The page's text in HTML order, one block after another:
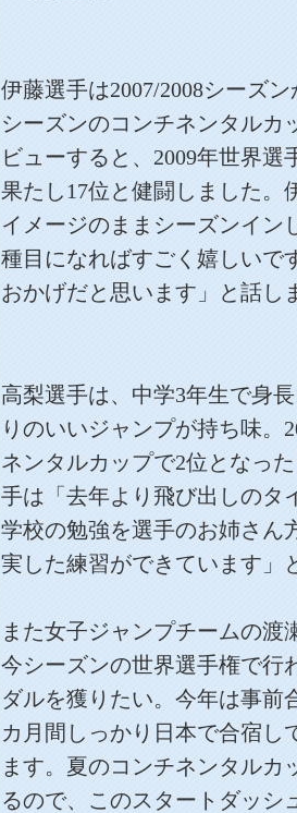
伊藤選手は2007/2008シーズ
シーズンのコンチネンタルカ
ビューすると、 2009年世界選
果たし17位と健闘しました。
イメージのままシーズンイン
種目になればすごく嬉しいで
おかげだと思います」と話し
高梨選手は、中学3年生で身長
りのいいジャンプが持ち味。
ネンタルカップで2位となっ
手は「去年より飛び出しのタ
学校の勉強を選手のお姉さん
実した練習ができています」
また女子ジャンプチームの渡
今シーズンの世界選手権で行
ダルを獲りたい。今年は事前
カ月間しっかり日本で合宿し
ます。夏のコンチネンタルカ
るので、このスタートダッシ